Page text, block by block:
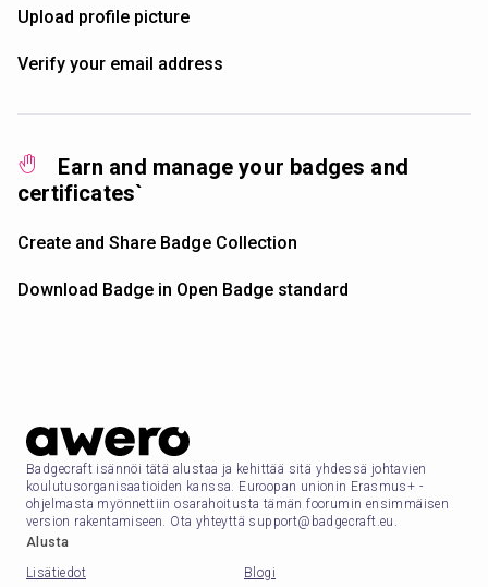
Upload profile picture
Verify your email address
Earn and manage your badges and
certificates`
Create and Share Badge Collection
Download Badge in Open Badge standard
Badgecraft isännöi tätä alustaa ja kehittää sitä yhdessä johtavien
koulutusorganisaatioiden kanssa. Euroopan unionin Erasmus+ -
ohjelmasta myönnettiin osarahoitusta tämän foorumin ensimmäisen
version rakentamiseen. Ota yhteyttä support@badgecraft.eu.
Alusta
Lisätiedot
Blogi